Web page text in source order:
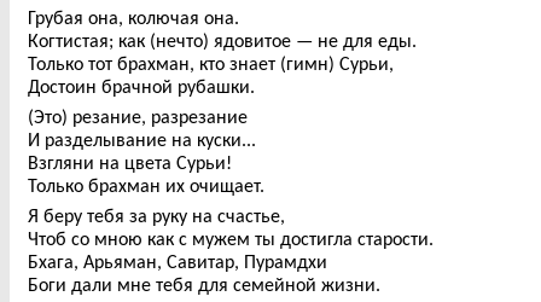
Грубая она, колючая она.
Когтистая; как (нечто) ядовитое — не для еды.
Только тот брахман, кто знает (гимн) Сурьи,
Достоин брачной рубашки.
(Это) резание, разрезание
И разделывание на куски...
Взгляни на цвета Сурьи!
Только брахман их очищает.
Я беру тебя за руку на счастье,
Чтоб со мною как с мужем ты достигла старости.
Бхага, Арьяман, Савитар, Пурамдхи
Боги дали мне тебя для семейной жизни.